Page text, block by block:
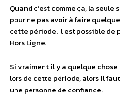
Quand c’est comme ça, la
pour ne pas avoir à faire
cette période. Il est possible de
Hors Ligne.
Si vraiment il y a quelque
lors de cette période, alors il
une personne de confiance.